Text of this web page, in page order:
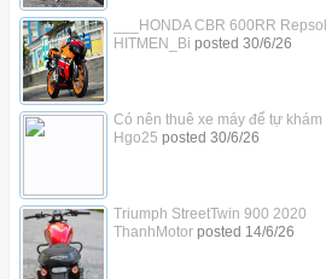
___HONDA CBR 600RR
HITMEN_Bi posted 30/6/26
Có nên thuê xe máy để tự
Hgo25 posted 30/6/26
Triumph StreetTwin 900 2020
ThanhMotorposted 14/6/26